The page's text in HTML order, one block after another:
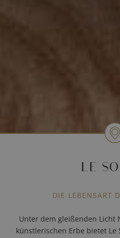
LE
DIE LEBENSART
Unter dem gleißenden Licht
künstlerischen Erbe bietet